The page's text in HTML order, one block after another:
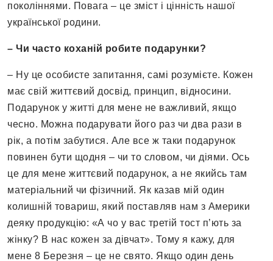
поколіннями. Повага – це зміст і цінність нашої
української родини.
– Чи часто коханій робите подарунки?
– Ну це особисте запитання, самі розумієте. Кожен
має свій життєвий досвід, принцип, відносини.
Подарунок у житті для мене не важливий, якщо
чесно. Можна подарувати його раз чи два рази в
рік, а потім забутися. Але все ж таки подарунок
повинен бути щодня – чи то словом, чи діями. Ось
це для мене життєвий подарунок, а не якийсь там
матеріальний чи фізичний. Як казав мій один
колишній товариш, який поставляв нам з Америки
деяку продукцію: «А чо у вас третій тост п’ють за
жінку? В нас кожен за дівчат». Тому я кажу, для
мене 8 Березня – це не свято. Якщо один день